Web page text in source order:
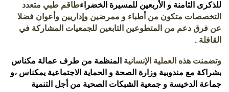
للذكرى الثامنة و الأربعين للمسيرة الخضراءطاقم طبي متعدد
التخصصات متكون من أطباء و ممرضين وإداريين وأعوان فضلا
عن فرق دعم من المتطوعين التابعين للجمعيات المشاركة في
القافلة .
وتضمنت هذه العملية الإنسانية المنظمة من طرف عمالة مكناس
بشراكة مع مندوبية وزارة الصحة و الحماية الاجتماعية يمكناس ،و
جماعة الدخيسة و جمعية الشبكات الصحية من أجل التنمية